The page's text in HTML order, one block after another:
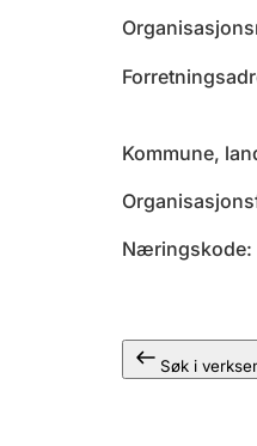
Kommune,
Næringskode
Søk i